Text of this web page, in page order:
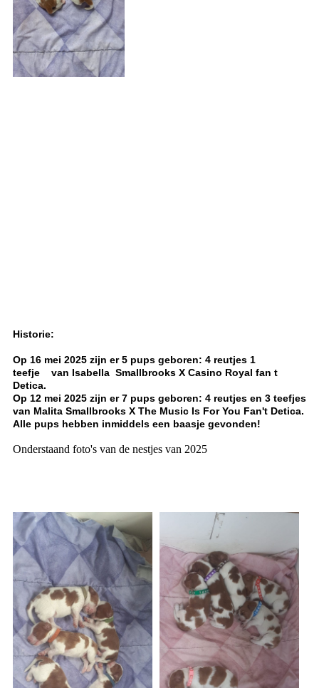
Historie:
Op 16 mei 2025 zijn er 5 pups geboren: 4 reutjes 1
teefje van Isabella Smallbrooks X Casino Royal fan t
Detica.
Op 12 mei 2025 zijn er 7 pups geboren: 4 reutjes en 3 teefjes
van Malita Smallbrooks X The Music Is For You Fan't Detica.
Alle pups hebben inmiddels een baasje gevonden!
Onderstaand foto's van de nestjes van 2025